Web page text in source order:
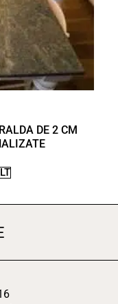
DE 2 CM